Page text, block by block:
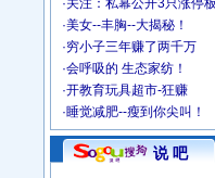
·关注：私幕公开3只涨停板
·美女--丰胸--大揭秘！
·穷小子三年赚了两千万
·会呼吸的 生态家纺！
·开教育玩具超市-狂赚
·睡觉减肥--瘦到你尖叫！
说 吧